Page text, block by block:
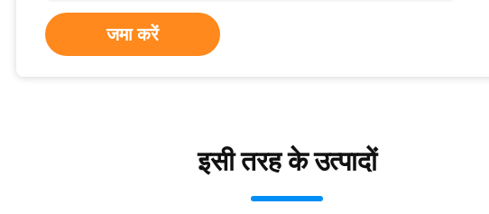
जमा करें
इसी तरह के उत्पादों